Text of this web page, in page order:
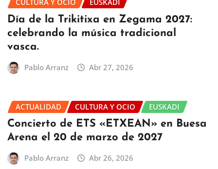
CULTURA Y OCIO EUSKADI
Día de la Trikitixa en Zegama 2027:
celebrando la música tradicional
vasca.
Pablo Arranz Abr 27, 2026
ACTUALIDAD CULTURA Y OCIO EUSKADI
Concierto de ETS «ETXEAN» en Buesa
Arena el 20 de marzo de 2027
Pablo Arranz Abr 26, 2026